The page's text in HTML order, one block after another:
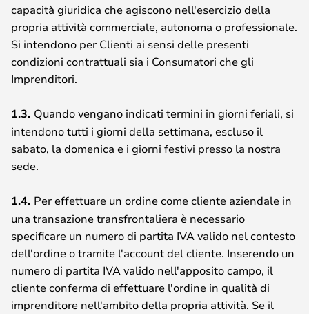
capacità giuridica che agiscono nell'esercizio della
propria attività commerciale, autonoma o professionale.
Si intendono per Clienti ai sensi delle presenti
condizioni contrattuali sia i Consumatori che gli
Imprenditori.
1.3. Quando vengano indicati termini in giorni feriali, si
intendono tutti i giorni della settimana, escluso il
sabato, la domenica e i giorni festivi presso la nostra
sede.
1.4. Per effettuare un ordine come cliente aziendale in
una transazione transfrontaliera è necessario
specificare un numero di partita IVA valido nel contesto
dell'ordine o tramite l'account del cliente. Inserendo un
numero di partita IVA valido nell'apposito campo, il
cliente conferma di effettuare l'ordine in qualità di
imprenditore nell'ambito della propria attività. Se il